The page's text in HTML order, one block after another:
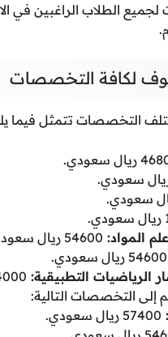
الطلاب الراغبين في
لكافة التخصصات
التخصصات تتمثل فيما
ريال سعودي.
المواد: 54600 ريال سعودي.
54600 ريال سعودي.
الرياضيات التطبيقية: 54000
إلى التخصصات التالية:
57400 ريال سعودي.